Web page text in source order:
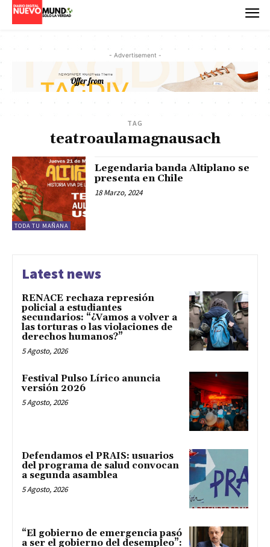
- Advertisement -
TAG
teatroaulamagnausach
TODA TU MAÑANA
Legendaria banda Altiplano se
presenta en Chile
18 Marzo, 2024
Latest news
RENACE rechaza represión
policial a estudiantes
secundarios: “¿Vamos a volver a
las torturas o las violaciones de
derechos humanos?”
5 Agosto, 2026
Festival Pulso Lírico anuncia
versión 2026
5 Agosto, 2026
Defendamos el PRAIS: usuarios
del programa de salud convocan
a segunda asamblea
5 Agosto, 2026
“El gobierno de emergencia pasó
a ser el gobierno del desempleo”: